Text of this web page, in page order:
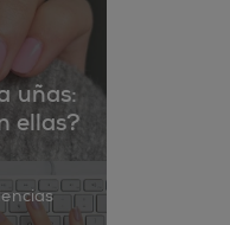
uñas:
ellas?